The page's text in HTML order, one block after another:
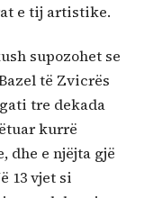
e tij artistike.
supozohet se
të Zvicrës
tre dekada
kurrë
dhe e njëjta gjë
13 vjet si